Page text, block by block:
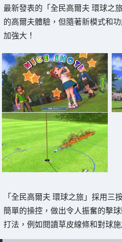
最新發表的「全民高爾夫 環球之
的高爾夫體驗，但隨著新模式和
加強大！
「全民高爾夫 環球之旅」採用三
簡單的操控，做出令人振奮的擊
打法，例如閱讀草皮線條和對球施